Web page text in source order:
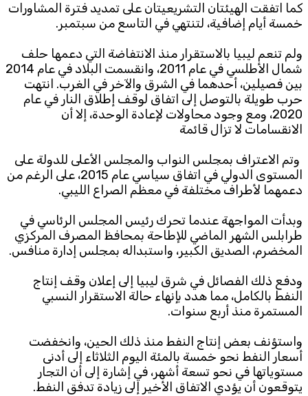
© 2025. All Rights Reserved. ByKoein
كما اتفقت الهيئتان التشريعيتان على تمديد فترة المشاورات
خمسة أيام إضافية، لتنتهي في التاسع من سبتمبر.
ولم تنعم ليبيا بالاستقرار منذ الانتفاضة التي دعمها حلف
شمال الأطلسي في عام 2011، وانقسمت البلاد في عام 2014
بين فصيلين، أحدهما في الشرق والآخر في الغرب. انتهت
حرب طويلة بالتوصل إلى اتفاق لوقف إطلاق النار في عام
2020، ومع وجود محاولات لإعادة الوحدة، إلا أن
الانقسامات لا تزال قائمة
وتم الاعتراف بمجلس النواب والمجلس الأعلى للدولة على
المستوى الدولي في اتفاق سياسي عام 2015، على الرغم من
دعمهما لأطراف مختلفة في معظم الصراع الليبي.
وبدأت المواجهة عندما تحرك رئيس المجلس الرئاسي في
طرابلس الشهر الماضي للإطاحة بمحافظ المصرف المركزي
المخضرم، الصديق الكبير، واستبداله بمجلس إدارة منافس.
ودفع ذلك الفصائل في شرق ليبيا إلى إعلان وقف إنتاج
النفط بالكامل، مما هدد بإنهاء حالة الاستقرار النسبي
المستمرة منذ أربع سنوات.
واستؤنف بعض إنتاج النفط منذ ذلك الحين، وانخفضت
أسعار النفط نحو خمسة بالمئة اليوم الثلاثاء إلى أدنى
مستوياتها في نحو تسعة أشهر، في إشارة إلى أن التجار
يتوقعون أن يؤدي الاتفاق الأخير إلى زيادة تدفق النفط.